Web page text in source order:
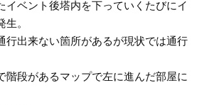
イベント後塔内を下っていくたびにイ
。
行出来ない箇所があるが現状では通行
階段があるマップで左に進んだ部屋に